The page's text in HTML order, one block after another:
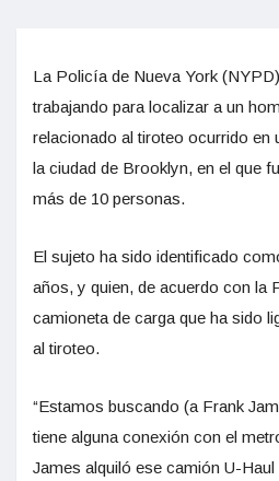
La Policía de Nueva York
trabajando para localizar a un
relacionado al tiroteo ocurrido en
la ciudad de Brooklyn, en el que
más de 10 personas.
El sujeto ha sido identificado
años, y quien, de acuerdo con la
camioneta de carga que ha sido
al tiroteo.
“Estamos buscando (a Frank
tiene alguna conexión con el
James alquiló ese camión U-Haul